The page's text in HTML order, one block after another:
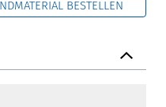
BESTELLEN